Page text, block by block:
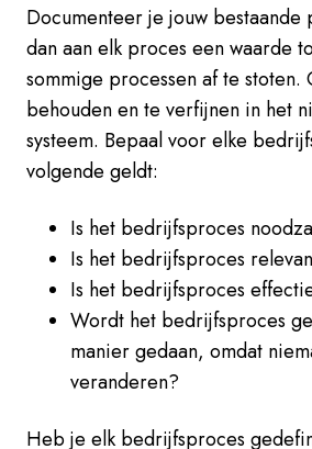
Documenteer je jouw bestaande
dan aan elk proces een waarde
sommige processen af te stoten.
behouden en te verfijnen in het
systeem. Bepaal voor elke
volgende geldt:
Is het bedrijfsproces
Is het bedrijfsproces
Is het bedrijfsproces
Wordt het bedrijfsproces
manier gedaan, omdat
veranderen?
Heb je elk bedrijfsproces